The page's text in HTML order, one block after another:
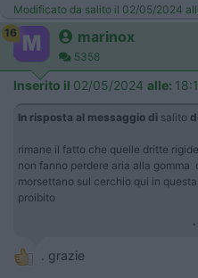
Modificato da salito il 02/05/2024
16
marinox
5358
Inserito il 02/05/2024 alle:
In risposta al messaggio di salito
rimane il fatto che quelle dritte
non fanno perdere aria alla
morsettano sul cerchio qui in
proibito
. grazie